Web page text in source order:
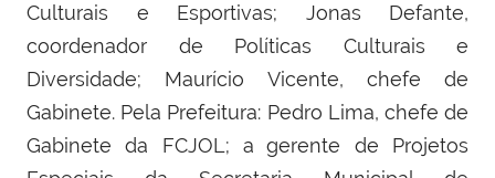
Culturais e Esportivas; Jonas Defante,
coordenador de Políticas Culturais e
Diversidade; Maurício Vicente, chefe de
Gabinete. Pela Prefeitura: Pedro Lima, chefe de
Gabinete da FCJOL; a gerente de Projetos